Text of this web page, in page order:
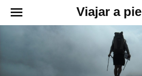
Viajar a pie